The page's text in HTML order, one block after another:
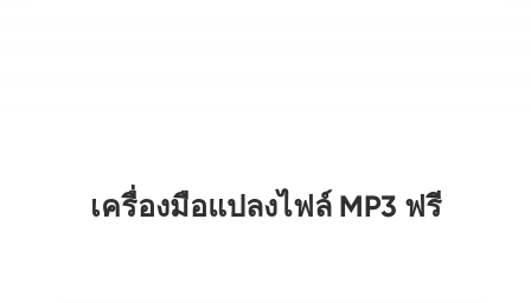
เครื่องมือแปลงไฟล์ MP3 ฟรี